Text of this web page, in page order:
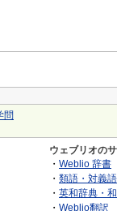
問
ウェブリオの
・ Weblio 辞書
・ 類語・対義
・ 英和辞典・
・ Weblio翻訳